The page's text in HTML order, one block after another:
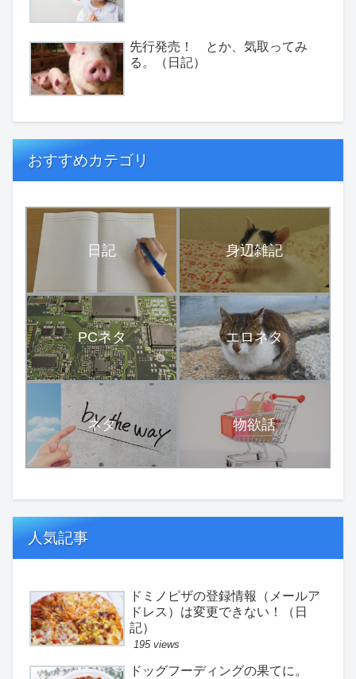
先行発売！ とか、気取ってみ
る。（日記）
おすすめカテゴリ
日記 身辺雑記
PCネタ エロネタ
ネタ 物欲話
人気記事
ドミノピザの登録情報（メールア
ドレス）は変更できない！（日
記）
195 views
ドッグフーディングの果てに。